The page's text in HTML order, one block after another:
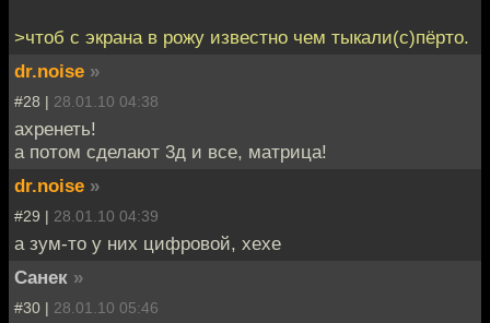
>чтоб с экрана в рожу известно чем тыкали(с)пёрто.
dr.noise »
#28 | 28.01.10 04:38
ахренеть!
а потом сделают 3д и все, матрица!
dr.noise »
#29 | 28.01.10 04:39
а зум-то у них цифровой, хехе
Санек »
#30 | 28.01.10 05:46